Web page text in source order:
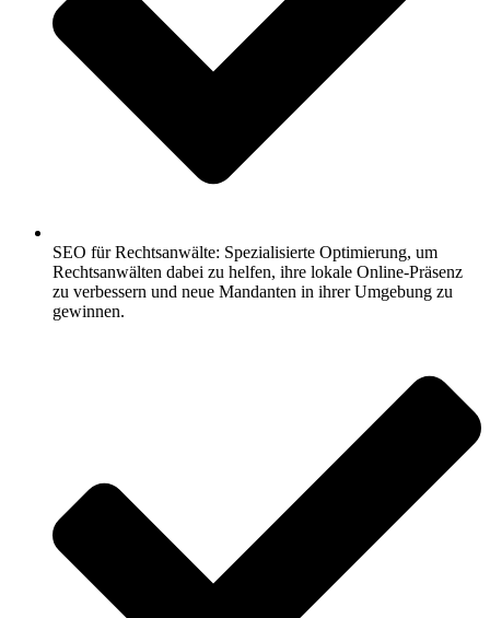
SEO für Rechtsanwälte: Spezialisierte Optimierung, um
Rechtsanwälten dabei zu helfen, ihre lokale Online-Präsenz
zu verbessern und neue Mandanten in ihrer Umgebung zu
gewinnen.